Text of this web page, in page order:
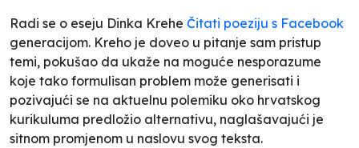
Radi se o eseju Dinka Krehe Čitati poeziju s Facebook
generacijom. Kreho je doveo u pitanje sam pristup
temi, pokušao da ukaže na moguće nesporazume
koje tako formulisan problem može generisati i
pozivajući se na aktuelnu polemiku oko hrvatskog
kurikuluma predložio alternativu, naglašavajući je
sitnom promjenom u naslovu svog teksta.